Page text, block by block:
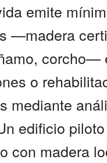
emite
—madera
corcho—
o
mediante
edificio
con madera